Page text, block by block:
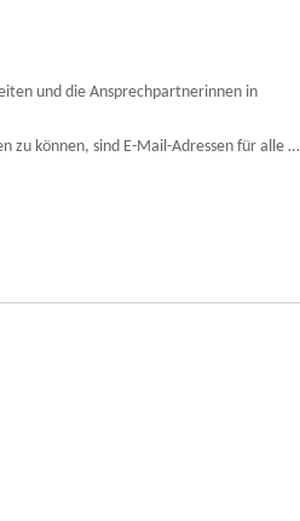
und die Ansprechpartnerinnen in
zu können, sind E-Mail-Adressen für alle …